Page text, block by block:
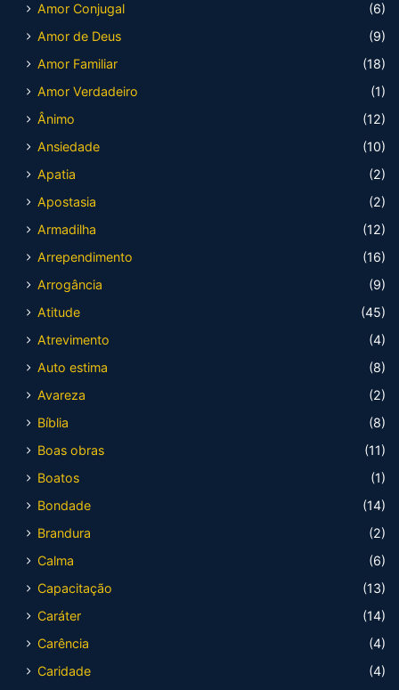
Amor Conjugal
(6)
Amor de Deus
(9)
Amor Familiar
(18)
Amor Verdadeiro
(1)
Ânimo
(12)
Ansiedade
(10)
Apatia
(2)
Apostasia
(2)
Armadilha
(12)
Arrependimento
(16)
Arrogância
(9)
Atitude
(45)
Atrevimento
(4)
Auto estima
(8)
Avareza
(2)
Bíblia
(8)
Boas obras
(11)
Boatos
(1)
Bondade
(14)
Brandura
(2)
Calma
(6)
Capacitação
(13)
Caráter
(14)
Carência
(4)
Caridade
(4)